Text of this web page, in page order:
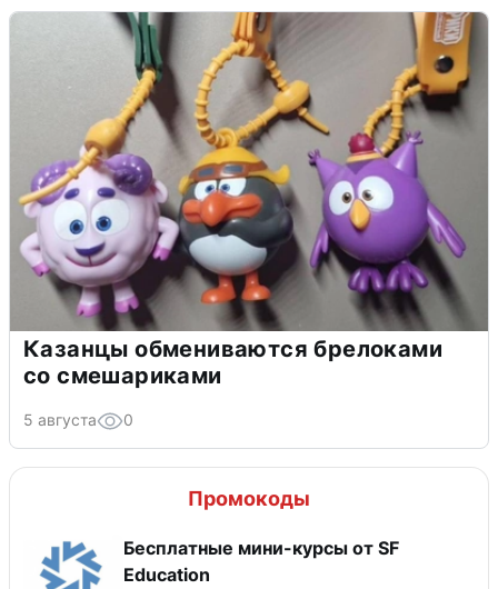
Казанцы обмениваются брелоками
со смешариками
5 августа 0
Промокоды
Бесплатные мини-курсы от SF
Education